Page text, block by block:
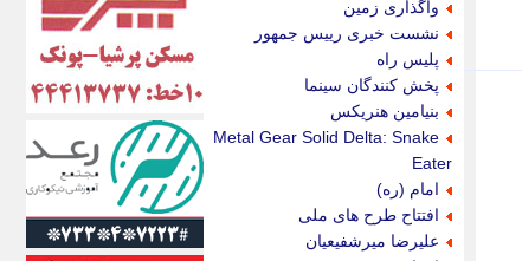
واگذاری زمین
نشست خبری رییس جمهور
پلیس راه
پخش کنندگان سینما
بنیامین هنریکس
Metal Gear Solid Delta: Snake
Eater
امام (ره)
افتتاح طرح های ملی
علیرضا میرشفیعیان
ایراف
ایران آرت
ایران آنلاین
ایران زندگی
ایران فوری
ایرانی روز
ایرانیتال
ایرنا
ایسکانیوز
ایسنا